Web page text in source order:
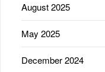
August 2025
May 2025
December 2024